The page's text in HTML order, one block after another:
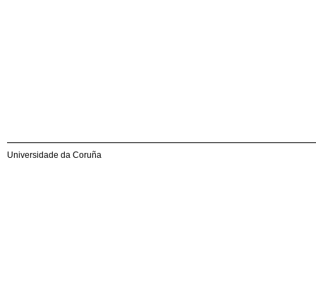
Universidade da Coruña